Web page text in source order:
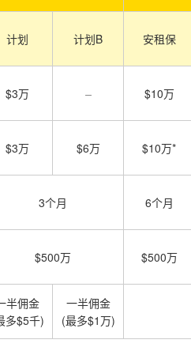
计划 计划B 安租保
$3万 – $10万
$3万 $6万 $10万*
3个月 6个月
$500万 $500万
半佣金
多$5千)
一半佣金
(最多$1万)